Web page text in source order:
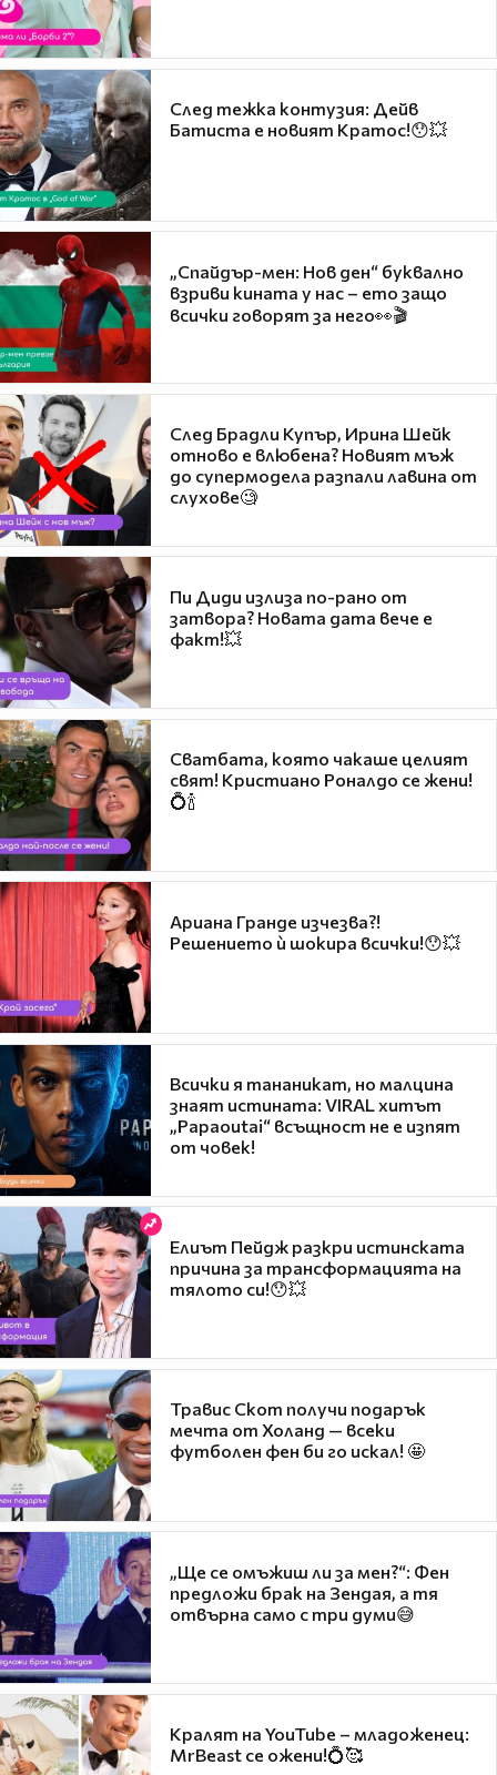
След тежка контузия: Дейв
Батиста е новият Кратос!😯💥
„Спайдър-мен: Нов ден“ буквално
взриви кината у нас – ето защо
всички говорят за него👀🎬
След Брадли Купър, Ирина Шейк
отново е влюбена? Новият мъж
до супермодела разпали лавина от
слухове🧐
Пи Диди излиза по-рано от
затвора? Новата дата вече е
факт!💥
Сватбата, която чакаше целият
свят! Кристиано Роналдо се жени!
💍🍾
Ариана Гранде изчезва?!
Решението ѝ шокира всички!😯💥
Всички я тананикат, но малцина
знаят истината: VIRAL хитът
„Papaoutai“ всъщност не е изпят
от човек!
Елиът Пейдж разкри истинската
причина за трансформацията на
тялото си!😯💥
Травис Скот получи подарък
мечта от Холанд — всеки
футболен фен би го искал! 🤩
„Ще се омъжиш ли за мен?“: Фен
предложи брак на Зендая, а тя
отвърна само с три думи😅
Кралят на YouTube – младоженец:
MrBeast се ожени!💍🥰